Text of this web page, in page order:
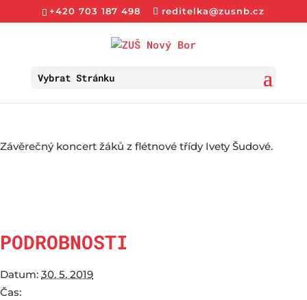
+420 703 187 498 reditelka@zusnb.cz
Vybrat Stránku
Závěrečný koncert žáků z flétnové třídy Ivety Šudové.
PODROBNOSTI
Datum: 30. 5. 2019
Čas: